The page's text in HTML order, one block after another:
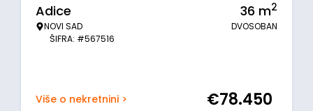
Adice
NOVI SAD
ŠIFRA: #567516
36 m2
DVOSOBAN
Više o nekretnini > €78.450